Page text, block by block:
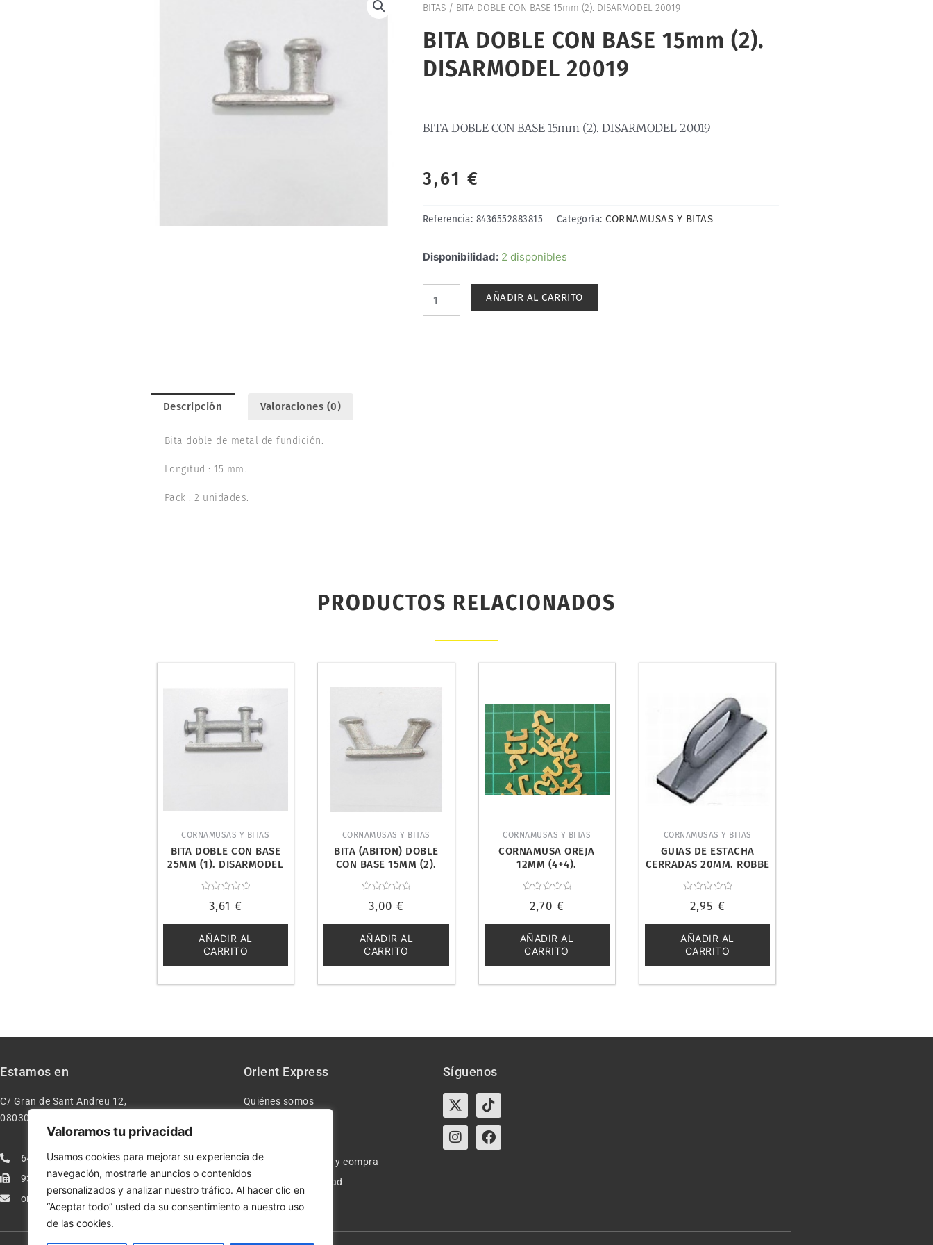
Valoramos tu privacidad
Usamos cookies para mejorar su experiencia de
navegación, mostrarle anuncios o contenidos
personalizados y analizar nuestro tráfico. Al hacer clic en
“Aceptar todo” usted da su consentimiento a nuestro uso
de las cookies.
BITAS/ BITA DOBLE CON BASE 15mm (2). DISARMODEL 20019
BITA DOBLE CON BASE 15mm (2).
DISARMODEL 20019
BITA DOBLE CON BASE 15mm (2). DISARMODEL 20019
3,61 €
Referencia: 8436552883815 Categoría:CORNAMUSAS Y BITAS
Disponibilidad: 2 disponibles
BITA
BASE
AÑADIR AL CARRITO
Descripción Valoraciones (0)
Bita doble de metal de fundición.
Longitud : 15 mm.
Pack : 2 unidades.
PRODUCTOS RELACIONADOS
CORNAMUSAS Y BITAS
BITA DOBLE CON BASE
25MM (1). DISARMODEL
con
de
5
3,61 €
AÑADIR AL
CARRITO
CORNAMUSAS Y BITAS
BITA (ABITON) DOBLE
CON BASE 15MM (2).
con
de
5
3,00 €
AÑADIR AL
CARRITO
CORNAMUSAS Y BITAS
CORNAMUSA OREJA
12MM (4+4).
con
de
5
2,70 €
AÑADIR AL
CARRITO
CORNAMUSAS Y BITAS
GUIAS DE ESTACHA
CERRADAS 20MM. ROBBE
con
de
5
2,95 €
AÑADIR AL
CARRITO
Estamos en
C/ Gran de Sant Andreu 12,
08030 – Barcelona España
640277962
933113005
orientexpressmodelismo@gmail.com
Orient Express
Quiénes somos
Condiciones de uso y compra
Política de privacidad
Política de cookies
Síguenos
X-
twitter
Tiktok
InstagramFacebook